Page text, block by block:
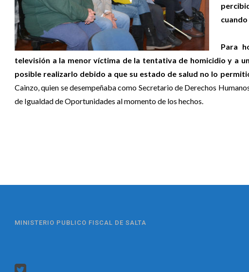
Para
televisión a la menor víctima de la tentativa de homicidio y a
posible realizarlo debido a que su estado de salud no lo
Cainzo, quien se desempeñaba como Secretario de Derechos
de Igualdad de Oportunidades al momento de los hechos.
MINISTERIO PUBLICO FISCAL DE SALTA